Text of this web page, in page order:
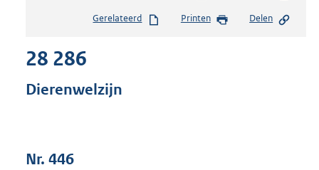
s
Gerelateerd Printen Delen
28 286
Dierenwelzijn
Nr. 446